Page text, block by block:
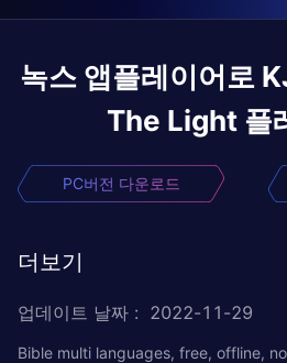
녹스 앱플레이어로
The Light 플
PC버전 다운로드
더보기
업데이트 날짜 : 2022-11-29
Bible multi languages, free, offline,